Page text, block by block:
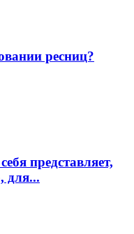
ресниц?
представляет,
для...